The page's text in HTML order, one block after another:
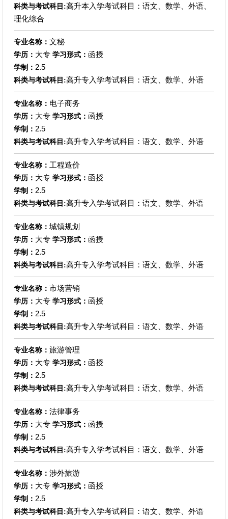
科类与考试科目:高升本入学考试科目：语文、数学、外语、
理化综合
专业名称： 文秘
学历： 大专 学习形式： 函授
学制： 2.5
科类与考试科目:高升专入学考试科目：语文、数学、外语
专业名称： 电子商务
学历： 大专 学习形式： 函授
学制： 2.5
科类与考试科目:高升专入学考试科目：语文、数学、外语
专业名称： 工程造价
学历： 大专 学习形式： 函授
学制： 2.5
科类与考试科目:高升专入学考试科目：语文、数学、外语
专业名称： 城镇规划
学历： 大专 学习形式： 函授
学制： 2.5
科类与考试科目:高升专入学考试科目：语文、数学、外语
专业名称： 市场营销
学历： 大专 学习形式： 函授
学制： 2.5
科类与考试科目:高升专入学考试科目：语文、数学、外语
专业名称： 旅游管理
学历： 大专 学习形式： 函授
学制： 2.5
科类与考试科目:高升专入学考试科目：语文、数学、外语
专业名称： 法律事务
学历： 大专 学习形式： 函授
学制： 2.5
科类与考试科目:高升专入学考试科目：语文、数学、外语
专业名称： 涉外旅游
学历： 大专 学习形式： 函授
学制： 2.5
科类与考试科目:高升专入学考试科目：语文、数学、外语